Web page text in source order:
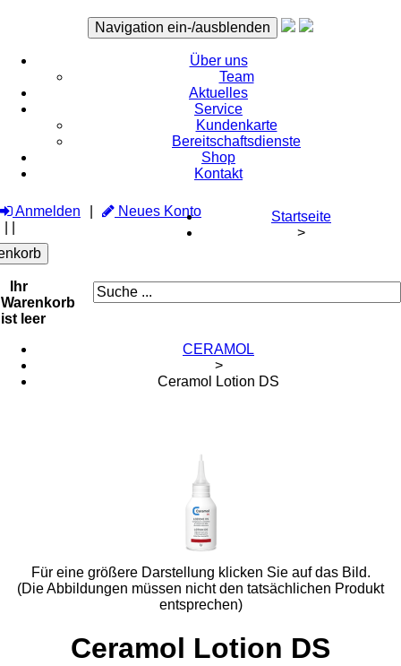
Navigation ein-/ausblenden
Über uns
Team
Aktuelles
Service
Kundenkarte
Bereitschaftsdienste
Shop
Kontakt
Anmelden
Neues Konto
Ihr
Warenkorb
ist leer
Startseite
>
CERAMOL
>
Ceramol Lotion DS
Für eine größere Darstellung klicken Sie auf das Bild.
(Die Abbildungen müssen nicht den tatsächlichen Produkt
entsprechen)
Ceramol Lotion DS